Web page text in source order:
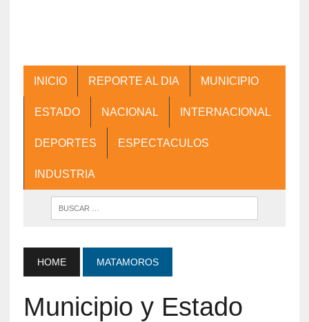
INICIO REPORTE AL DIA MUNICIPIO
ESTADO NACIONAL INTERNACIONAL
DEPORTES ESPECTACULOS
INDUSTRIA
HOME MATAMOROS
Municipio y Estado